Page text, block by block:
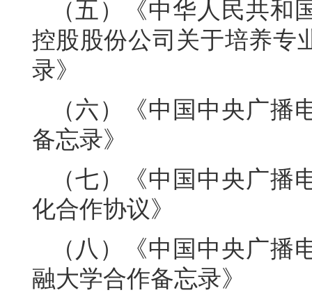
（五）《中华人民共
控股股份公司关于培养专
录》
（六）《中国中央广
备忘录》
（七）《中国中央广
化合作协议》
（八）《中国中央广
融大学合作备忘录》